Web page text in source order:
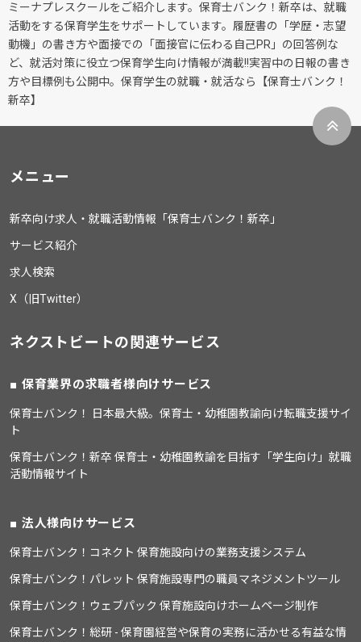
ミーナプレスクールをご紹介します。保育士バンク！新卒は、就職
活動をする保育学生をサポートしています。履歴書の「学歴・志望
動機」の書き方や面接での「面接官に伝わる自己PR」の回答例な
ど、就活対策に役立つ保育学生向け情報が満載!!実習中の日報の書き
方や目標例も公開中。保育学生の就職・就活なら【保育士バンク！
新卒】
メニュー
新卒向け求人・就職活動情報「保育士バンク！新卒」
サービス紹介
求人検索
X（旧Twitter）
ネクストビートの関連サービス
保育業界の求職者様向けサービス
保育士バンク！ 日本最大級。保育士・幼稚園教諭向け転職支援サイ
ト
保育士バンク！新卒 保育士・幼稚園教諭を目指す「学生向け」就職
活動情報サイト
法人様向けサービス
保育士バンク！コネクト 保育施設向けの業務支援システム
保育士バンク！パレット 保育施設専門の職員マネジメントツール
保育士バンク！ウェブパック 保育施設向けホームページ制作
保育士バンク！総研 - 保育園経営や保育の実務に活かせる有益な情